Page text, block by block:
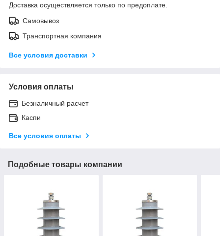
Доставка осуществляется только по предоплате.
Самовывоз
Транспортная компания
Все условия доставки
Условия оплаты
Безналичный расчет
Каспи
Все условия оплаты
Подобные товары компании